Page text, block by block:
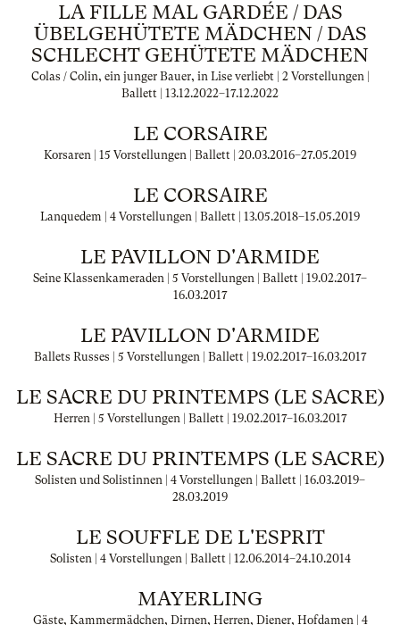
LA FILLE MAL GARDÉE / DAS
ÜBELGEHÜTETE MÄDCHEN / DAS
SCHLECHT GEHÜTETE MÄDCHEN
Colas / Colin, ein junger Bauer, in Lise verliebt | 2 Vorstellungen |
Ballett | 13.12.2022–17.12.2022
LE CORSAIRE
Korsaren | 15 Vorstellungen | Ballett | 20.03.2016–27.05.2019
LE CORSAIRE
Lanquedem | 4 Vorstellungen | Ballett | 13.05.2018–15.05.2019
LE PAVILLON D'ARMIDE
Seine Klassenkameraden | 5 Vorstellungen | Ballett | 19.02.2017–
16.03.2017
LE PAVILLON D'ARMIDE
Ballets Russes | 5 Vorstellungen | Ballett | 19.02.2017–16.03.2017
LE SACRE DU PRINTEMPS (LE SACRE)
Herren | 5 Vorstellungen | Ballett | 19.02.2017–16.03.2017
LE SACRE DU PRINTEMPS (LE SACRE)
Solisten und Solistinnen | 4 Vorstellungen | Ballett | 16.03.2019–
28.03.2019
LE SOUFFLE DE L'ESPRIT
Solisten | 4 Vorstellungen | Ballett | 12.06.2014–24.10.2014
MAYERLING
Gäste, Kammermädchen, Dirnen, Herren, Diener, Hofdamen | 4